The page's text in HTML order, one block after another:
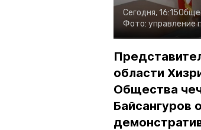
Сегодня, 16:15
Фото: управление
области
Общества
Байсангуров